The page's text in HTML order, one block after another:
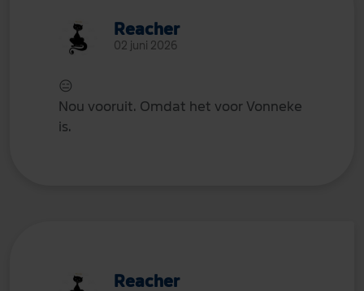
Reacher
02 juni 2026
😑
Nou vooruit. Omdat het voor Vonneke
is.
Reacher